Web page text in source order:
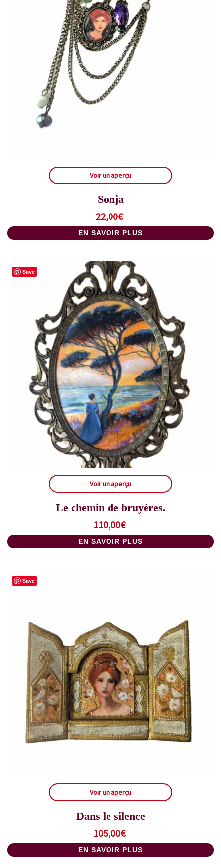
Voir un aperçu
Sonja
22,00€
EN SAVOIR PLUS
Save
Voir un aperçu
Le chemin de bruyères.
110,00€
EN SAVOIR PLUS
Save
Voir un aperçu
Dans le silence
105,00€
EN SAVOIR PLUS